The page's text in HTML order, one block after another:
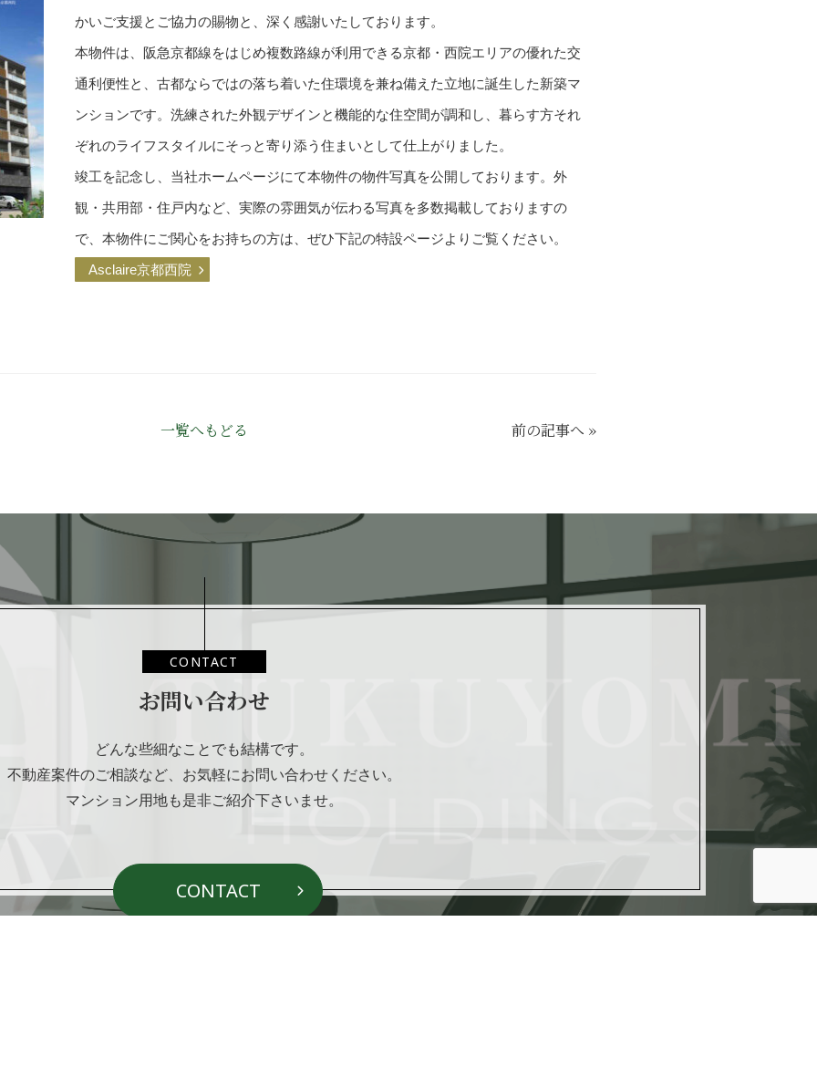
かいご支援とご協力の賜物と、深く感謝いたしております。
本物件は、阪急京都線をはじめ複数路線が利用できる京都・西院エリアの優れた交
通利便性と、古都ならではの落ち着いた住環境を兼ね備えた立地に誕生した新築マ
ンションです。洗練された外観デザインと機能的な住空間が調和し、暮らす方それ
ぞれのライフスタイルにそっと寄り添う住まいとして仕上がりました。
竣工を記念し、当社ホームページにて本物件の物件写真を公開しております。外
観・共用部・住戸内など、実際の雰囲気が伝わる写真を多数掲載しておりますの
で、本物件にご関心をお持ちの方は、ぜひ下記の特設ページよりご覧ください。
Asclaire京都西院
一覧へもどる 前の記事へ »
CONTACT
お問い合わせ
どんな些細なことでも結構です。
不動産案件のご相談など、 お気軽にお問い合わせください。
マンション用地も是非ご紹介下さいませ。
CONTACT